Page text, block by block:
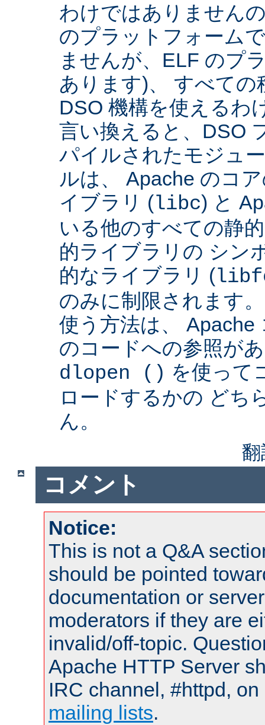
わけではありません
のプラットフォーム
ませんが、ELF のプ
あります)、 すべて
DSO 機構を使えるわ
言い換えると、DSO
パイルされたモジュ
ルは、 Apache のコ
イブラリ (libc) と
いる他のすべての静
的ライブラリの シン
的なライブラリ (
のみに制限されます
使う方法は、 Apache
のコードへの参照が
dlopen () を使って
ロードするかの どち
ん。
コメント
Notice:
This is not a Q&A
should be pointed
documentation or
moderators if they are
invalid/off-topic.
Apache HTTP Server
IRC channel, #httpd,
mailing lists.